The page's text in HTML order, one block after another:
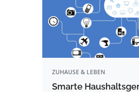
ZUHAUSE & LEBEN
Smarte